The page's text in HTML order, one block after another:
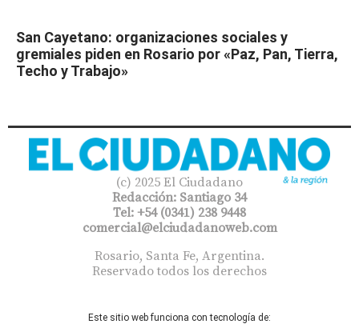
San Cayetano: organizaciones sociales y
gremiales piden en Rosario por «Paz, Pan, Tierra,
Techo y Trabajo»
(c) 2025 El Ciudadano
Redacción: Santiago 34
Tel: +54 (0341) 238 9448
comercial@elciudadanoweb.com​
Rosario, Santa Fe, Argentina.
Reservado todos los derechos
Este sitio web funciona con tecnología de: